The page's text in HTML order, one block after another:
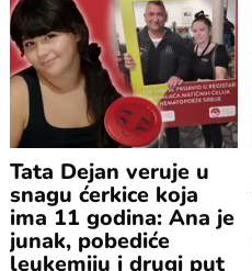
Tata Dejan veruje u
snagu ćerkice koja
ima 11 godina: Ana je
junak, pobediće
leukemiju i drugi put